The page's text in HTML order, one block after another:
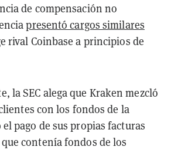
de compensación no
presentó cargos similares
rival Coinbase a principios de
la SEC alega que Kraken mezcló
con los fondos de la
pago de sus propias facturas
contenía fondos de los